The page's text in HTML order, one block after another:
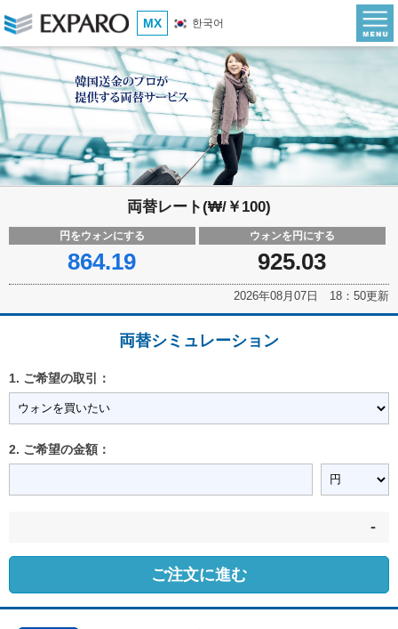
MX 한국어
両替レート(₩/￥100)
円をウォンにする
864.19
ウォンを円にする
925.03
2026年08月07日 18：50更新
両替シミュレーション
1. ご希望の取引：
2. ご希望の金額：
-
ご注文に進む